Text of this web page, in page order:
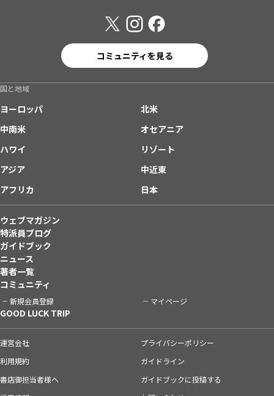
コミュニティを見る
国と地域
ヨーロッパ
北米
中南米
オセアニア
ハワイ
リゾート
アジア
中近東
アフリカ
日本
ウェブマガジン
特派員ブログ
ガイドブック
ニュース
著者一覧
コミュニティ
新規会員登録 マイページ
GOOD LUCK TRIP
運営会社
プライバシーポリシー
利用規約
ガイドライン
書店御担当者様へ
ガイドブックに投稿する